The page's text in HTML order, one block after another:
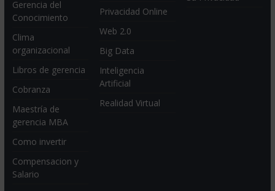
Gerencia del
Conocimiento
Clima
organizacional
Libros de gerencia
Cobranza
Maestría de
gerencia MBA
Como invertir
Compensacion y
Salario
Privacidad Online
Web 2.0
Big Data
Inteligencia
Artificial
Realidad Virtual